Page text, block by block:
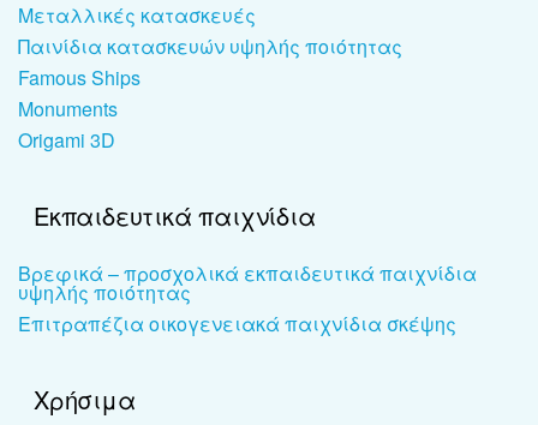
Μεταλλικές κατασκευές
Παινίδια κατασκευών υψηλής ποιότητας
Famous Ships
Monuments
Origami 3D
Εκπαιδευτικά παιχνίδια
Βρεφικά – προσχολικά εκπαιδευτικά παιχνίδια
υψηλής ποιότητας
Επιτραπέζια οικογενειακά παιχνίδια σκέψης
Χρήσιμα